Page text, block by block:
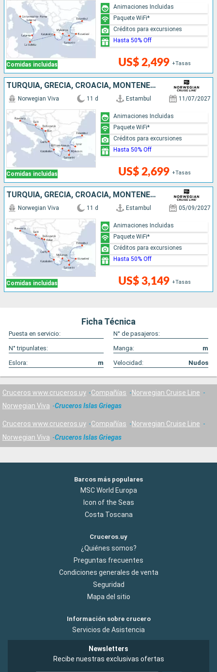
Comidas incluidas US$ 2,499 +Tasas
Animaciones Incluidas
Paquete WiFi*
Créditos para excursiones
Hasta 50% Off
TURQUÍA, GRECIA, CROACIA, MONTENEGRO, ITALIA
Comidas incluidas
Norwegian Viva 11 d Estambul 11/07/2027
US$ 2,699 +Tasas
Animaciones Incluidas
Paquete WiFi*
Créditos para excursiones
Hasta 50% Off
TURQUÍA, GRECIA, CROACIA, MONTENEGRO, ITALIA
Comidas incluidas
Norwegian Viva 11 d Estambul 05/09/2027
US$ 3,149 +Tasas
Animaciones Incluidas
Paquete WiFi*
Créditos para excursiones
Hasta 50% Off
Ficha Técnica
Puesta en servicio:
N° de pasajeros:
N° tripunlates:
Manga:
m
Eslora:
m Velocidad: Nudos
Cruceros www.cruceros.uy Compañías
Norwegian Cruise Line
Norwegian Viva
Cruceros Islas Griegas
Cruceros www.cruceros.uy Compañías
Norwegian Cruise Line
Norwegian Viva
Cruceros Islas Griegas
Barcos más populares
MSC World Europa
Icon of the Seas
Costa Toscana
Cruceros.uy
¿Quiénes somos?
Preguntas frecuentes
Condiciones generales de venta
Seguridad
Mapa del sitio
Información sobre crucero
Servicios de Asistencia
Newsletters
Recibe nuestras exclusivas ofertas